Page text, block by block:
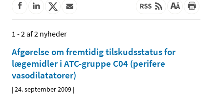
1 - 2 af 2 nyheder
Afgørelse om fremtidig tilskudsstatus for
lægemidler i ATC-gruppe C04 (perifere
vasodilatatorer)
|24. september 2009 |